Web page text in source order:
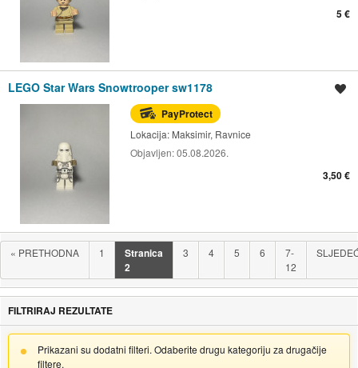
5 €
LEGO Star Wars Snowtrooper sw1178
PayProtect
Lokacija: Maksimir, Ravnice
Objavljen:05.08.2026.
3,50 €
« PRETHODNA 1
Stranica
2
3 4 5 6
7-
12
FILTRIRAJ REZULTATE
Prikazani su dodatni filteri. Odaberite drugu kategoriju za drugačije
filtere.